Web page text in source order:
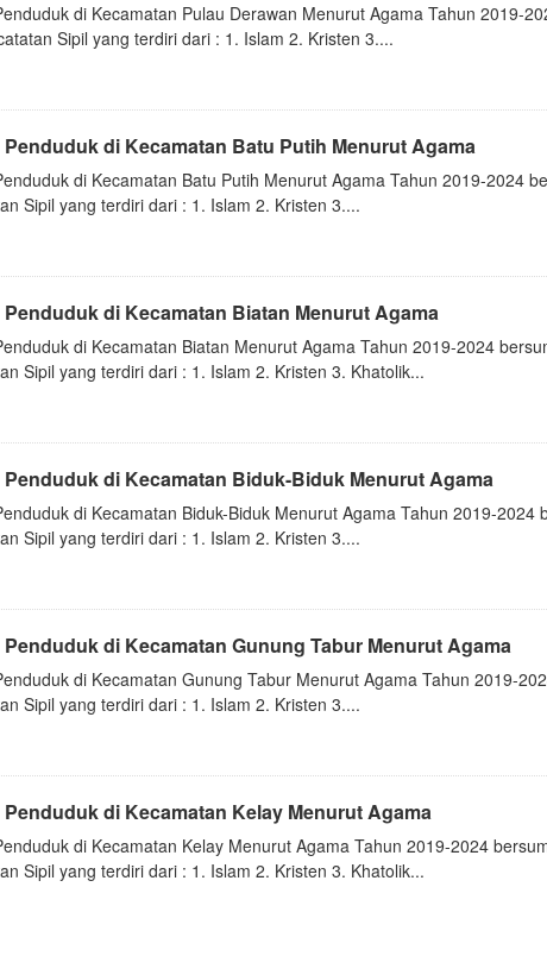
di Kecamatan Pulau Derawan Menurut Agama Tahun 2019-
Sipil yang terdiri dari : 1. Islam 2. Kristen 3....
di Kecamatan Batu Putih Menurut Agama
di Kecamatan Batu Putih Menurut Agama Tahun 2019-2024
Sipil yang terdiri dari : 1. Islam 2. Kristen 3....
di Kecamatan Biatan Menurut Agama
di Kecamatan Biatan Menurut Agama Tahun 2019-2024
Sipil yang terdiri dari : 1. Islam 2. Kristen 3. Khatolik...
di Kecamatan Biduk-Biduk Menurut Agama
di Kecamatan Biduk-Biduk Menurut Agama Tahun 2019-
Sipil yang terdiri dari : 1. Islam 2. Kristen 3....
di Kecamatan Gunung Tabur Menurut Agama
di Kecamatan Gunung Tabur Menurut Agama Tahun 2019-
Sipil yang terdiri dari : 1. Islam 2. Kristen 3....
di Kecamatan Kelay Menurut Agama
di Kecamatan Kelay Menurut Agama Tahun 2019-2024
Sipil yang terdiri dari : 1. Islam 2. Kristen 3. Khatolik...